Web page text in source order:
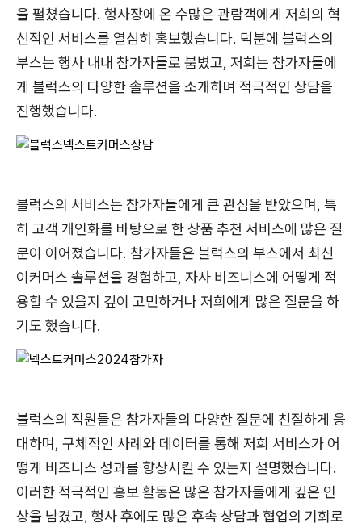
을 펼쳤습니다. 행사장에 온 수많은 관람객에게 저희의 혁
신적인 서비스를 열심히 홍보했습니다. 덕분에 블럭스의
부스는 행사 내내 참가자들로 붐볐고, 저희는 참가자들에
게 블럭스의 다양한 솔루션을 소개하며 적극적인 상담을
진행했습니다.
블럭스의 서비스는 참가자들에게 큰 관심을 받았으며, 특
히 고객 개인화를 바탕으로 한 상품 추천 서비스에 많은 질
문이 이어졌습니다. 참가자들은 블럭스의 부스에서 최신
이커머스 솔루션을 경험하고, 자사 비즈니스에 어떻게 적
용할 수 있을지 깊이 고민하거나 저희에게 많은 질문을 하
기도 했습니다.
블럭스의 직원들은 참가자들의 다양한 질문에 친절하게 응
대하며, 구체적인 사례와 데이터를 통해 저희 서비스가 어
떻게 비즈니스 성과를 향상시킬 수 있는지 설명했습니다.
이러한 적극적인 홍보 활동은 많은 참가자들에게 깊은 인
상을 남겼고, 행사 후에도 많은 후속 상담과 협업의 기회로